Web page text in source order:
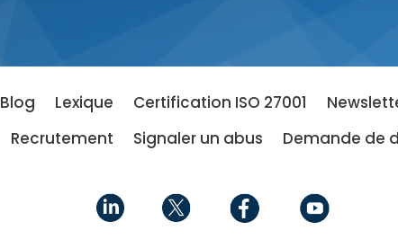
Blog Lexique Certification ISO 27001
Recrutement
Signaler un abus Demande de